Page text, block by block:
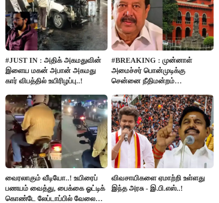
#JUST IN : அதிக் அகமதுவின்
இளைய மகன் அபான் அகமது
கார் விபத்தில் உயிரிழப்பு..!
#BREAKING : முன்னாள்
அமைச்சர் பொன்முடிக்கு
சென்னை நீதிமன்றம்
வைரலாகும் வீடியோ..! உயிரைப்
பணயம் வைத்து, பைக்கை ஓட்டிக்
கொண்டே லேப்டாப்பில் வேலை
விவசாயிகளை ஏமாற்றி உள்ளது
இந்த அரசு - இ.பி.எஸ்..!